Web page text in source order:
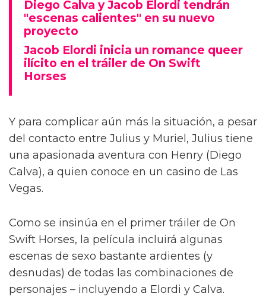
Basada en el libro de Shannon Pufahl, On
Swift Horses sigue a la pareja casada Muriel
(Daisy Edgar-Jones) y Lee (Will Poulter) – con
Muriel anhelando al hermano menor de Lee,
Diego Calva y Jacob Elordi tendrán
"escenas calientes" en su nuevo
proyecto
Jacob Elordi inicia un romance queer
ilícito en el tráiler de On Swift
Y para complicar aún más la situación, a pesar
del contacto entre Julius y Muriel, Julius tiene
una apasionada aventura con Henry (Diego
Calva), a quien conoce en un casino de Las